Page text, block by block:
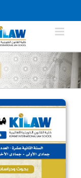
to
content